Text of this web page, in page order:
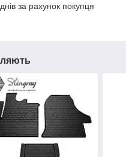
за рахунок покупця